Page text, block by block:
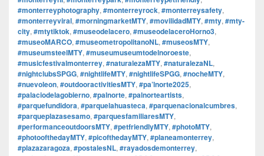
#monterreyphotography, #monterreyrock, #monterreysafety,
#monterreyviral, #morningmarketMTY, #movilidadMTY, #mty, #mty-
city, #mtytiktok, #museodelacero, #museodelaceroHorno3,
#museoMARCO, #museometropolitanoNL, #museosMTY,
#museumsteelMTY, #museumuseumtodelnoroeste,
#musicfestivalmonterrey, #naturalezaMTY, #naturalezaNL,
#nightclubsSPGG, #nightlifeMTY, #nightlifeSPGG, #nocheMTY,
#nuevoleon, #outdooractivitiesMTY, #pa’lnorte2025,
#palaciodelagobierno, #palnorte, #palnorteartists,
#parquefundidora, #parquelahuasteca, #parquenacionalcumbres,
#parqueplazasesamo, #parquesfamiliaresMTY,
#performanceoutdoorsMTY, #petfriendlyMTY, #photoMTY,
#photoofthedayMTY, #picofthedayMTY, #planeamonterrey,
#plazazaragoza, #postalesNL, #rayadosdemonterrey,